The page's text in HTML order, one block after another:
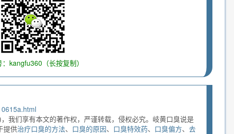
kangfu360（长按复制）
我们享有本文的著作权，严谨转载，侵权必究。岐黄口臭说是
提供治疗口臭的方法、 口臭的原因、 口臭特效药、 口臭偏方、 去